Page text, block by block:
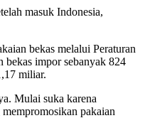
masuk Indonesia,
bekas melalui Peraturan
bekas impor sebanyak 824
miliar.
Mulai suka karena
pakaian